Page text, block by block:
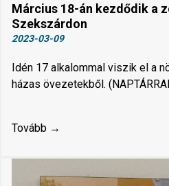
Március 18-án kezdődik a
Szekszárdon
2023-03-09
Idén 17 alkalommal viszik el a
házas övezetekből.
Tovább →